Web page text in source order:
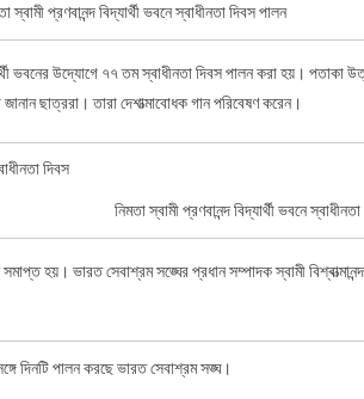
স্বাধীনতা
পালন
স্বামী প্রণবানন্দ বিদ্যার্থী ভবনে স্বাধীনতা দিবস পালন
ভবনের উদ্যোগে ৭৭ তম স্বাধীনতা দিবস পালন করা হয়। পতাকা
ছাত্ররা। তারা দেশাত্মাবোধক গান পরিবেষণ করেন।
নিমতা স্বামী প্রণবানন্দ বিদ্যার্থী ভবনে
হয়। ভারত সেবাশ্রম সঙ্ঘের প্রধান সম্পাদক স্বামী